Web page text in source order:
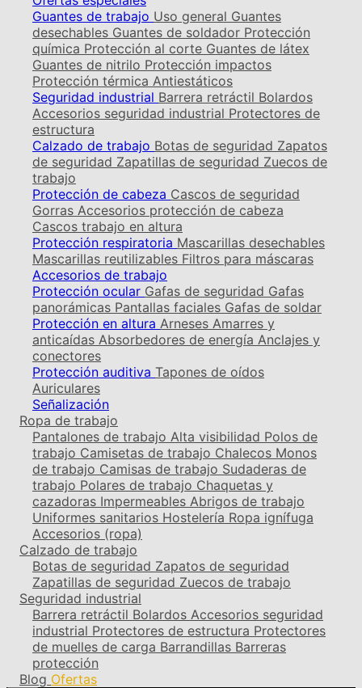
Guantes de trabajo Uso general Guantes
desechables Guantes de soldador Protección
química Protección al corte Guantes de látex
Guantes de nitrilo Protección impactos
Protección térmica Antiestáticos
Seguridad industrial Barrera retráctil Bolardos
Accesorios seguridad industrial Protectores de
estructura
Calzado de trabajo Botas de seguridad Zapatos
de seguridad Zapatillas de seguridad Zuecos de
trabajo
Protección de cabeza Cascos de seguridad
Gorras Accesorios protección de cabeza
Cascos trabajo en altura
Protección respiratoria Mascarillas desechables
Mascarillas reutilizables Filtros para máscaras
Accesorios de trabajo
Protección ocular Gafas de seguridad Gafas
panorámicas Pantallas faciales Gafas de soldar
Protección en altura Arneses Amarres y
anticaídas Absorbedores de energía Anclajes y
conectores
Protección auditiva Tapones de oídos
Auriculares
Señalización
Ropa de trabajo
Pantalones de trabajo Alta visibilidad Polos de
trabajo Camisetas de trabajo Chalecos Monos
de trabajo Camisas de trabajo Sudaderas de
trabajo Polares de trabajo Chaquetas y
cazadoras Impermeables Abrigos de trabajo
Uniformes sanitarios Hostelería Ropa ignífuga
Accesorios (ropa)
Calzado de trabajo
Botas de seguridad Zapatos de seguridad
Zapatillas de seguridad Zuecos de trabajo
Seguridad industrial
Barrera retráctil Bolardos Accesorios seguridad
industrial Protectores de estructura Protectores
de muelles de carga Barrandillas Barreras
protección
Blog Ofertas